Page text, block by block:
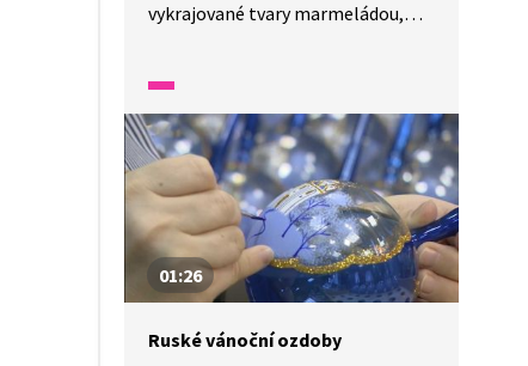
vykrajované tvary marmeládou,
džem? Pojďme si v tom udělat
jasno.
01:26
Ruské vánoční ozdoby